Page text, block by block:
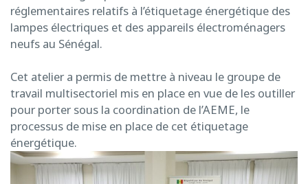
réglementaires relatifs à l’étiquetage énergétique des
lampes électriques et des appareils électroménagers
neufs au Sénégal.
Cet atelier a permis de mettre à niveau le groupe de
travail multisectoriel mis en place en vue de les outiller
pour porter sous la coordination de l’AEME, le
processus de mise en place de cet étiquetage
énergétique.